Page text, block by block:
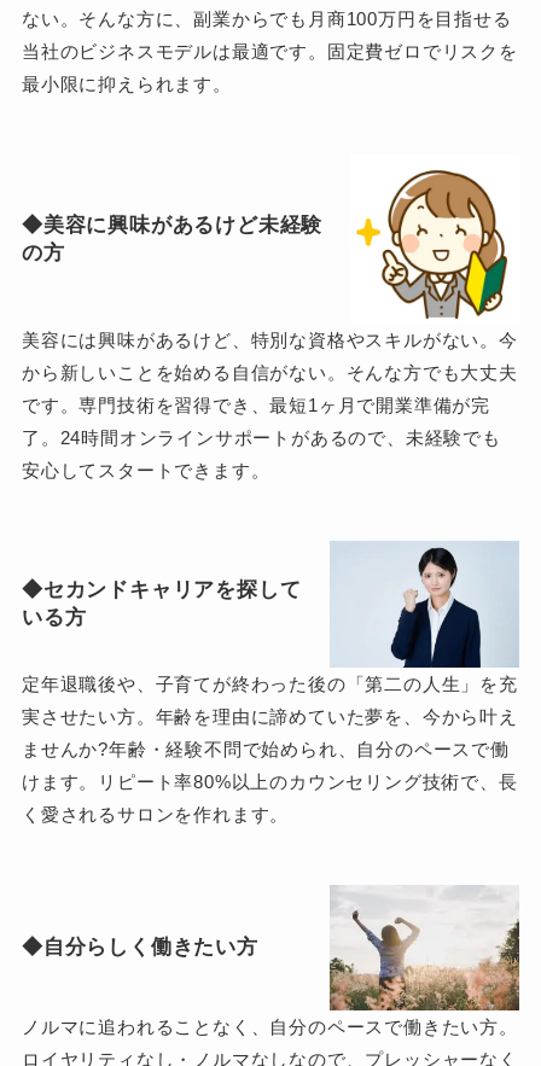
ない。そんな方に、副業からでも月商100万円を目指せる
当社のビジネスモデルは最適です。固定費ゼロでリスクを
最小限に抑えられます。
◆美容に興味があるけど未経験
の方
美容には興味があるけど、特別な資格やスキルがない。今
から新しいことを始める自信がない。そんな方でも大丈夫
です。専門技術を習得でき、最短1ヶ月で開業準備が完
了。24時間オンラインサポートがあるので、未経験でも
安心してスタートできます。
◆セカンドキャリアを探して
いる方
定年退職後や、子育てが終わった後の「第二の人生」を充
実させたい方。年齢を理由に諦めていた夢を、今から叶え
ませんか?年齢・経験不問で始められ、自分のペースで働
けます。リピート率80%以上のカウンセリング技術で、長
く愛されるサロンを作れます。
◆自分らしく働きたい方
ノルマに追われることなく、自分のペースで働きたい方。
ロイヤリティなし・ノルマなしなので、プレッシャーなく